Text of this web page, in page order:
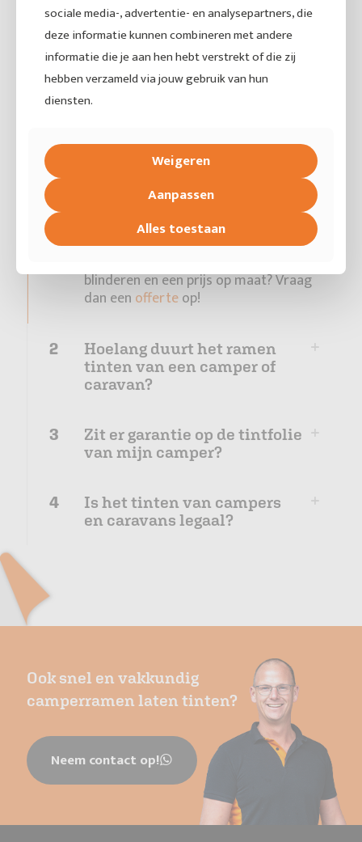
Veelgestelde vragen
Ramen tinten campers en caravans
een camper?
Dit is natuurlijk helemaal afhankelijk
van welke ruiten en hoeveel ruiten je
wilt laten tinten. Daarnaast hangt de
prijs ook af van het merk en type
camper. Via onzeprijslijstgeven we je
blinderen en een prijs op maat? Vraag
dan een offerteop!
2
Hoelang duurt het ramen
tinten van een camper of
caravan?
3
Zit er garantie op de tintfolie
van mijn camper?
4
Is het tinten van campers
en caravans legaal?
Ook snel en vakkundig
camperramen laten tinten?
Neem contact op!
sociale media-, advertentie- en analysepartners, die
deze informatie kunnen combineren met andere
informatie die je aan hen hebt verstrekt of die zij
hebben verzameld via jouw gebruik van hun
diensten.
Weigeren
Aanpassen
Alles toestaan